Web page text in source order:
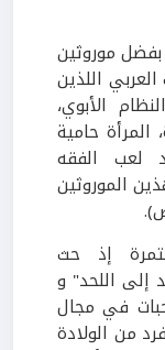
موروثين
اللذين
الأبوي،
المرأة حامية
لعب الفقه
الموروثين
إذ حث
إلى اللحد" و
في مجال
من الولادة